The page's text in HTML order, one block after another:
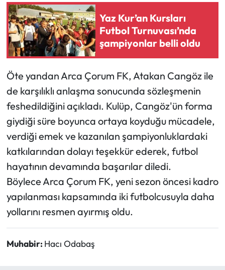
Yaz Kur’an Kursları
Futbol Turnuvası’nda
şampiyonlar belli oldu
Öte yandan Arca Çorum FK, Atakan Cangöz ile
de karşılıklı anlaşma sonucunda sözleşmenin
feshedildiğini açıkladı. Kulüp, Cangöz'ün forma
giydiği süre boyunca ortaya koyduğu mücadele,
verdiği emek ve kazanılan şampiyonluklardaki
katkılarından dolayı teşekkür ederek, futbol
hayatının devamında başarılar diledi.
Böylece Arca Çorum FK, yeni sezon öncesi kadro
yapılanması kapsamında iki futbolcusuyla daha
yollarını resmen ayırmış oldu.
Muhabir: Hacı Odabaş
Spor
Sungurlu Haberleri
Turizm
Uğurludağ Haberleri
Yaşam
Yayla Haber
Yemek Tarifleri
Yerel Haberler